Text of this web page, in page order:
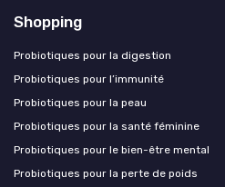
Shopping
Probiotiques pour la digestion
Probiotiques pour l’immunité
Probiotiques pour la peau
Probiotiques pour la santé féminine
Probiotiques pour le bien-être mental
Probiotiques pour la perte de poids